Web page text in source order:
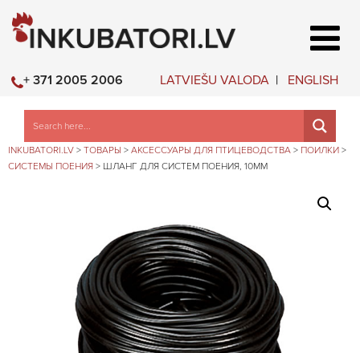
LATVIEŠU VALODA ENGLISH
+ 371 2005 2006
INKUBATORI.LV > ТОВАРЫ > АКСЕССУАРЫ ДЛЯ ПТИЦЕВОДСТВА > ПОИЛКИ >
СИСТЕМЫ ПОЕНИЯ > ШЛАНГ ДЛЯ СИСТЕМ ПОЕНИЯ, 10ММ